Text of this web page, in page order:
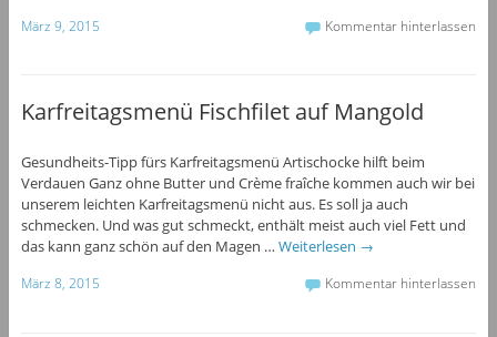
März 9, 2015 Kommentar hinterlassen
Karfreitagsmenü Fischfilet auf Mangold
Gesundheits-Tipp fürs Karfreitagsmenü Artischocke hilft beim
Verdauen Ganz ohne Butter und Crème fraîche kommen auch wir bei
unserem leichten Karfreitagsmenü nicht aus. Es soll ja auch
schmecken. Und was gut schmeckt, enthält meist auch viel Fett und
das kann ganz schön auf den Magen … Weiterlesen →
März 8, 2015 Kommentar hinterlassen